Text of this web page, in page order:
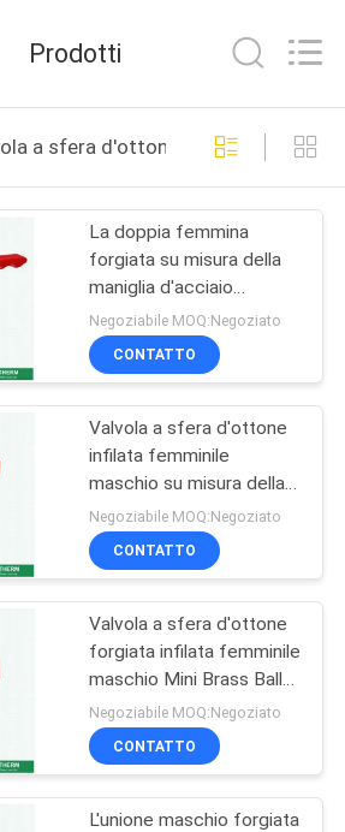
plastica di
58
alluminio di
18
di
15
Prodotti
a sfera d'ottone
La doppia femmina
forgiata su misura della
maniglia d'acciaio
d'ottone della valvola a
sfera ha infilato una
valvola a sfera di due
Negoziabile MOQ:Negoziato
CONTATTO
Valvola a sfera d'ottone
infilata femminile
maschio su misura della
maniglia della farfalla di
Mini Forged Brass Ball
Valve
Negoziabile MOQ:Negoziato
CONTATTO
Valvola a sfera d'ottone
forgiata infilata femminile
maschio Mini Brass Ball
Valve della maniglia della
farfalla
Negoziabile MOQ:Negoziato
CONTATTO
L'unione maschio forgiata